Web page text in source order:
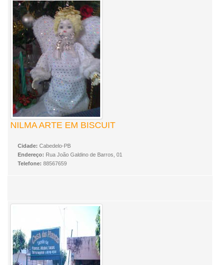
NILMA ARTE EM BISCUIT
Cidade: Cabedelo-PB
Endereço: Rua João Galdino de Barros, 01
Telefone: 88567659